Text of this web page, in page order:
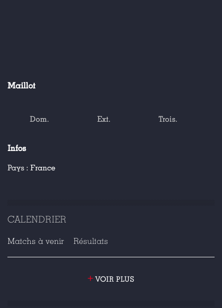
Maillot
Dom. Ext. Trois.
Infos
Pays : France
CALENDRIER
Matchs à venir Résultats
+ VOIR PLUS